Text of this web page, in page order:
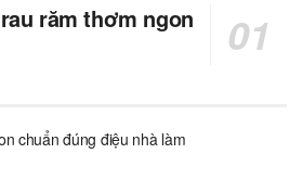
răm thơm ngon
chuẩn đúng điệu nhà làm